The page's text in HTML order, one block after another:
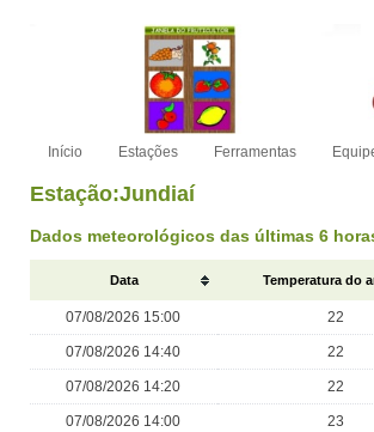
Início Estações Ferramentas
Estação:Jundiaí
Dados meteorológicos das últimas 6
Data Temperatura do
07/08/2026 15:00 22
07/08/2026 14:40 22
07/08/2026 14:20 22
07/08/2026 14:00 23